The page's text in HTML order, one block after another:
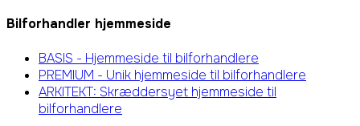
Bilforhandler hjemmeside
BASIS - Hjemmeside til bilforhandlere
PREMIUM - Unik hjemmeside til bilforhandlere
ARKITEKT: Skræddersyet hjemmeside til
bilforhandlere